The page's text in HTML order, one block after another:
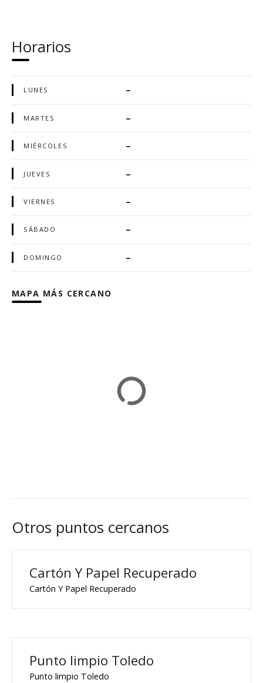
Horarios
LUNES –
MARTES –
MIÉRCOLES –
JUEVES –
VIERNES –
SÁBADO –
DOMINGO –
MAPA MÁS CERCANO
Otros puntos cercanos
Cartón Y Papel Recuperado
Cartón Y Papel Recuperado
Punto limpio Toledo
Punto limpio Toledo